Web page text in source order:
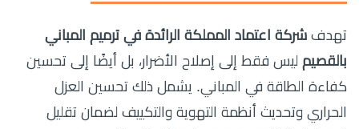
تهدف شركة اعتماد المملكة الرائدة في ترميم المباني
بالقصيم ليس فقط إلى إصلاح الأضرار، بل أيضًا إلى تحسين
كفاءة الطاقة في المباني. يشمل ذلك تحسين العزل
الحراري وتحديث أنظمة التهوية والتكييف لضمان تقليل